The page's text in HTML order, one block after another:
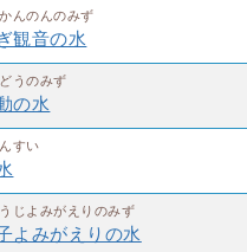
んのんのみず
観音の水
うのみず
の水
すい
じよみがえりのみず
よみがえりの水